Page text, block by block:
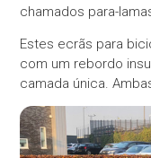
chamados para-
Estes ecrãs para
com um rebordo
camada única.